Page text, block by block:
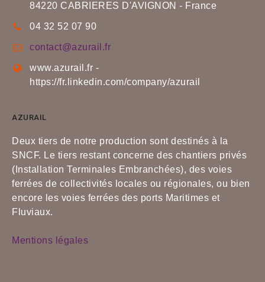
84220 CABRIERES D'AVIGNON - France
04 32 52 07 90
contact@azurail.fr
www.azurail.fr -
https://fr.linkedin.com/company/azurail
AZURAIL
Deux tiers de notre production sont destinés à la
SNCF. Le tiers restant concerne des chantiers privés
(Installation Terminales Embranchées), des voies
ferrées de collectivités locales ou régionales, ou bien
encore les voies ferrées des ports Maritimes et
Fluviaux.
Mentions légales